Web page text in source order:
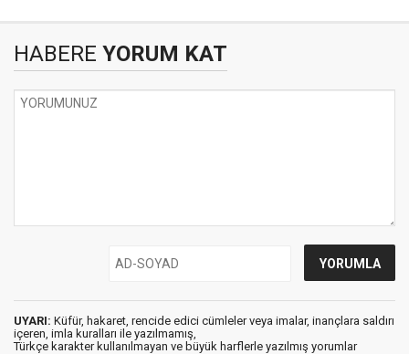
HABERE YORUM KAT
UYARI: Küfür, hakaret, rencide edici cümleler veya imalar, inançlara saldırı
içeren, imla kuralları ile yazılmamış,
Türkçe karakter kullanılmayan ve büyük harflerle yazılmış yorumlar